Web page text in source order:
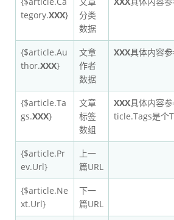
tegory.XXX}
分类
数据
{$article.Au
thor.XXX}
文章
作者
数据
XXX具体内容
{$article.Ta
gs.XXX}
文章
标签
数组
XXX具体内容
ticle.Tags是个
{$article.Pr
ev.Url}
上一
篇URL
{$article.Ne
xt.Url}
下一
篇URL